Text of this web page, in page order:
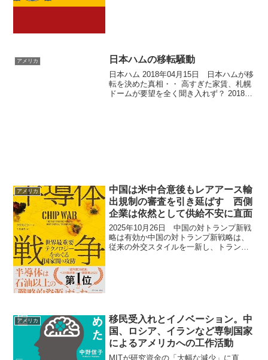
アメリカ 日本ハムの移転騒動
日本ハム 2018年04月15日 日本ハムが移
転を決めた真相・・ 高すぎた家賃、札幌
ドームが要望を全く聞き入れず？ 2018年
アメリカ
中国は米中合意後もレアアース輸
出規制の審査を引き延ばす 西側
企業は依然として供給不安に直面
2025年10月26日 中国の対トランプ新戦
略は有効か中国の対トランプ新戦略は、
従来の外交スタイルを一新し、トランプ
アメリカ
移民受入れとイノベーション。中
国、ロシア、イランなど専制国家
によるアメリカへの工作活動
MITが研究資金の「大幅な減少」に直